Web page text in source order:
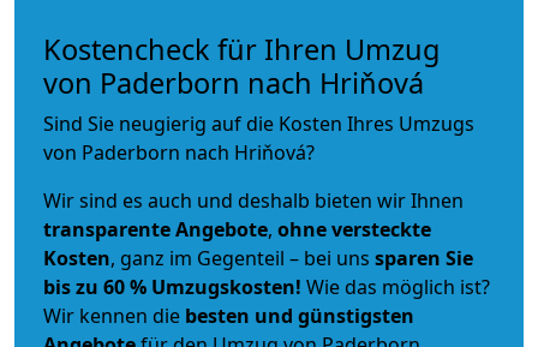
Kostencheck für Ihren Umzug
von Paderborn nach Hriňová
Sind Sie neugierig auf die Kosten Ihres Umzugs
von Paderborn nach Hriňová?
Wir sind es auch und deshalb bieten wir Ihnen
transparente Angebote, ohne versteckte
Kosten, ganz im Gegenteil – bei uns sparen Sie
bis zu 60 % Umzugskosten! Wie das möglich ist?
Wir kennen die besten und günstigsten